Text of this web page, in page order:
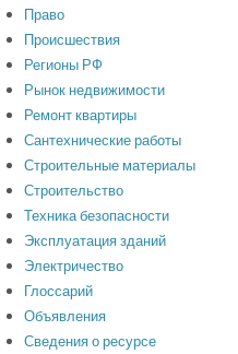
Право
Происшествия
Регионы РФ
Рынок недвижимости
Ремонт квартиры
Сантехнические работы
Строительные материалы
Строительство
Техника безопасности
Эксплуатация зданий
Электричество
Глоссарий
Объявления
Сведения о ресурсе